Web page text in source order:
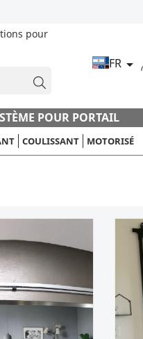
pour
FR 
POUR PORTAIL
COULISSANT MOTORISÉ